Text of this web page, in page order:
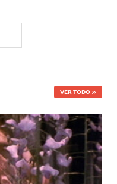
VER TODO